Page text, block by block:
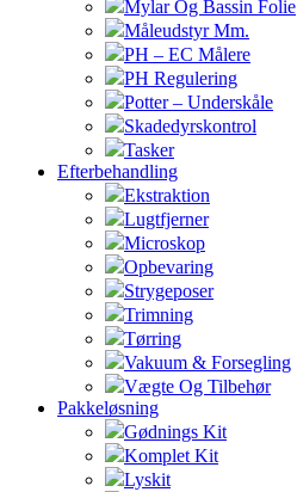
Mylar Og Bassin Folie
Måleudstyr Mm.
PH – EC Målere
PH Regulering
Potter – Underskåle
Skadedyrskontrol
Tasker
Efterbehandling
Ekstraktion
Lugtfjerner
Microskop
Opbevaring
Strygeposer
Trimning
Tørring
Vakuum & Forsegling
Vægte Og Tilbehør
Pakkeløsning
Gødnings Kit
Komplet Kit
Lyskit